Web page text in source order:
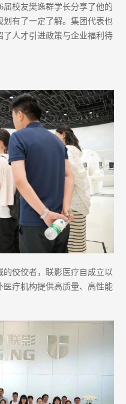
届校友樊逸群学长分享了他的
有了一定了解。集团代表也
人才引进政策与企业福利待
佼佼者，联影医疗自成立以
疗机构提供高质量、高性能